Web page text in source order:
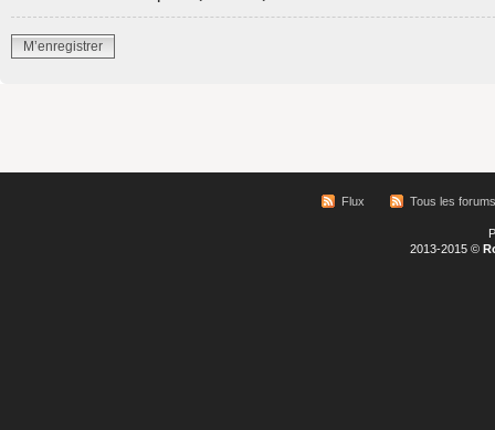
M’enregistrer
Flux Tous les forums
2013-2015 ©